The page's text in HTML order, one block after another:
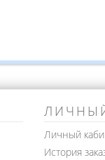
Личный
История